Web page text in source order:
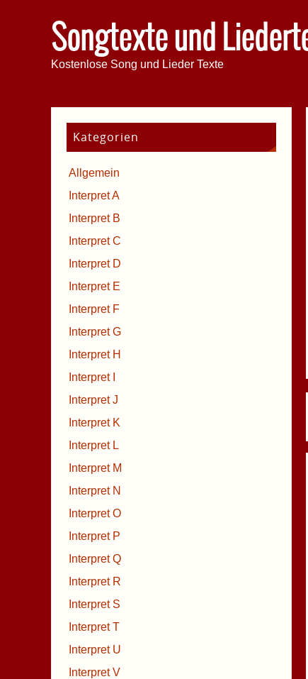
Songtexte und
Kostenlose Song und Lieder Texte
Kategorien
Allgemein
Interpret A
Interpret B
Interpret C
Interpret D
Interpret E
Interpret F
Interpret G
Interpret H
Interpret I
Interpret J
Interpret K
Interpret L
Interpret M
Interpret N
Interpret O
Interpret P
Interpret Q
Interpret R
Interpret S
Interpret T
Interpret U
Interpret V